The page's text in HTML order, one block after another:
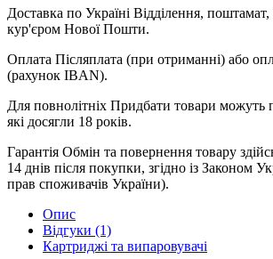
Доставка по Україні Відділення, поштамат,
кур'єром Нової Пошти.
Оплата Післяплата (при отриманні) або
(рахунок IBAN).
Для повнолітніх Придбати товари можуть
які досягли 18 років.
Гарантія Обмін та повернення товару
14 днів після покупки, згідно із Законом
прав споживачів України).
Опис
Відгуки (1)
Картриджі та випаровувачі